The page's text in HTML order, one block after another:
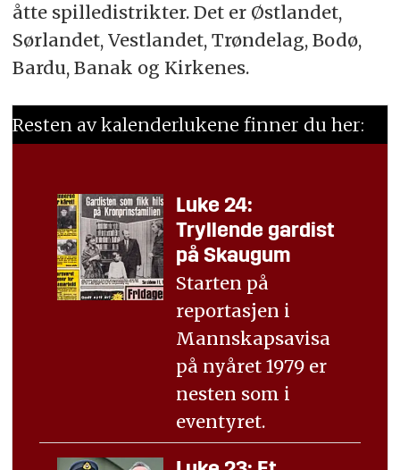
åtte spilledistrikter. Det er Østlandet,
Sørlandet, Vestlandet, Trøndelag, Bodø,
Bardu, Banak og Kirkenes.
Resten av kalenderlukene finner du her:
Luke 24:
Tryllende gardist
på Skaugum
Starten på
reportasjen i
Mannskapsavisa
på nyåret 1979 er
nesten som i
eventyret.